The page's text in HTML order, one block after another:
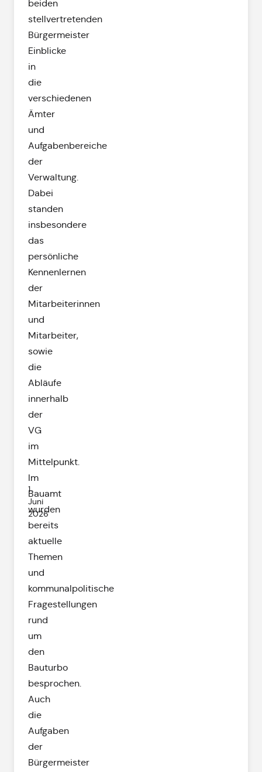
1.
Juni
2026
beiden
stellvertretenden
Bürgermeister
Einblicke
in
die
verschiedenen
Ämter
und
Aufgabenbereiche
der
Verwaltung.
Dabei
standen
insbesondere
das
persönliche
Kennenlernen
der
Mitarbeiterinnen
und
Mitarbeiter,
sowie
die
Abläufe
innerhalb
der
VG
im
Mittelpunkt.
Im
Bauamt
wurden
bereits
aktuelle
Themen
und
kommunalpolitische
Fragestellungen
rund
um
den
Bauturbo
besprochen.
Auch
die
Aufgaben
der
Bürgermeister